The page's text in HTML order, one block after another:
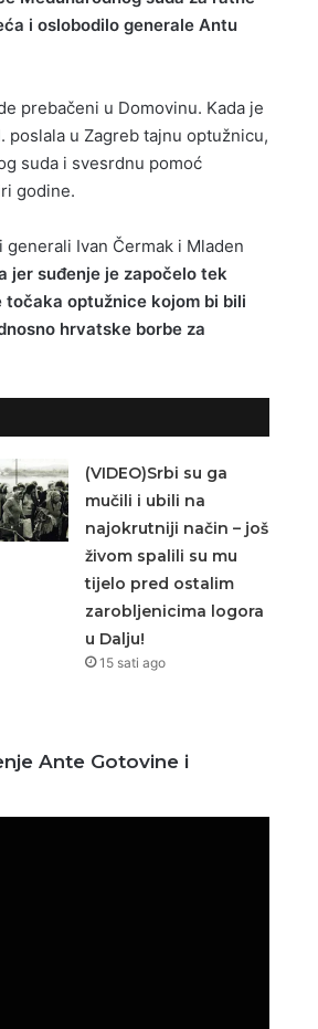
i oslobodilo generale Antu
prebačeni u Domovinu. Kada je
poslala u Zagreb tajnu optužnicu,
suda i svesrdnu pomoć
godine.
Ivan Čermak i Mladen
jer suđenje je započelo tek
optužnice kojom bi bili
hrvatske borbe za
(VIDEO)Srbi su ga
mučili i ubili na
najokrutniji način – još
živom spalili su mu
tijelo pred ostalim
zarobljenicima logora
u Dalju!
15 sati ago
Ante Gotovine i